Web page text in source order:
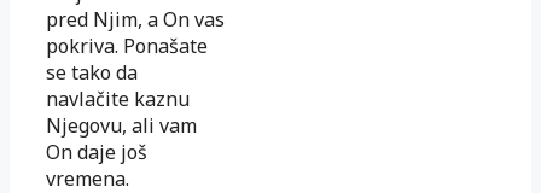
pred Njim, a On vas
pokriva. Ponašate
se tako da
navlačite kaznu
Njegovu, ali vam
On daje još
vremena.